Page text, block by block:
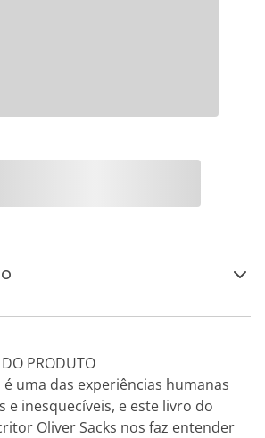
DO PRODUTO
é uma das experiências humanas
e inesquecíveis, e este livro do
Oliver Sacks nos faz entender